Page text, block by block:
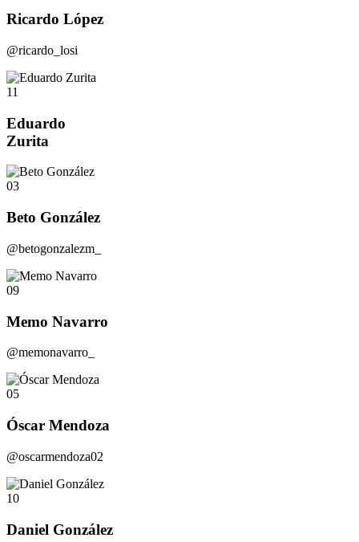
Ricardo López
@ricardo_losi
11
Eduardo
Zurita
03
Beto González
@betogonzalezm_
09
Memo Navarro
@memonavarro_
05
Óscar Mendoza
@oscarmendoza02
10
Daniel González